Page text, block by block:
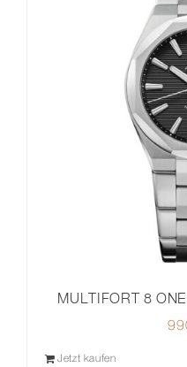
MULTIFORT 8
Jetzt kaufen